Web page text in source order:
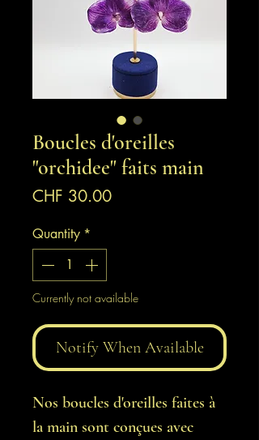
Boucles d'oreilles
"orchidee" faits main
CHF 30.00Price
Quantity *
Currently not available
Notify When Available
Nos boucles d'oreilles faites à
la main sont conçues avec